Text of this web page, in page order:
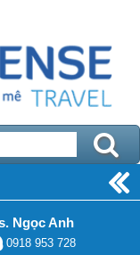
Ngọc Anh
0918 953 728